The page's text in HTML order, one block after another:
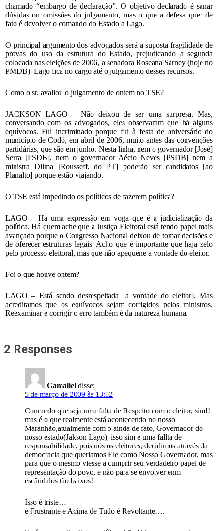
chamado “embargo de declaração”. O objetivo declarado é sanar
dúvidas ou omissões do julgamento, mas o que a defesa quer de
fato é devolver o comando do Estado a Lago.
O principal argumento dos advogados será a suposta fragilidade de
provas do uso da estrutura do Estado, prejudicando a segunda
colocada nas eleições de 2006, a senadora Roseana Sarney (hoje no
PMDB). Lago fica no cargo até o julgamento desses recursos.
Como o sr. avaliou o julgamento de ontem no TSE?
JACKSON LAGO – Não deixou de ser uma surpresa. Mas,
conversando com os advogados, eles observaram que há alguns
equívocos. Fui incriminado porque fui à festa de aniversário do
município de Codó, em abril de 2006, muito antes das convenções
partidárias, que são em junho. Nesta linha, nem o governador [José]
Serra [PSDB], nem o governador Aécio Neves [PSDB] nem a
ministra Dilma [Rousseff, do PT] poderão ser candidatos [ao
Planalto] porque estão viajando.
O TSE está impedindo os políticos de fazerem política?
LAGO – Há uma expressão em voga que é a judicialização da
política. Há quem ache que a Justiça Eleitoral está tendo papel mais
avançado porque o Congresso Nacional deixou de tomar decisões e
de oferecer estruturas legais. Acho que é importante que haja zelo
pelo processo eleitoral, mas que não apequene a vontade do eleitor.
Foi o que houve ontem?
LAGO – Está sendo desrespeitada [a vontade do eleitor]. Mas
acreditamos que os equívocos sejam corrigidos pelos ministros.
Reexaminar e corrigir o erro também é da natureza humana.
2 Responses
Gamaliel disse:
5 de março de 2009 às 13:52
Concordo que seja uma falta de Respeito com o eleitor, sim!!
mas é o que realmente está acontecendo no nosso
Maranhão,atualmente com o ainda de fato, Governador do
nosso estado(Jakson Lago), isso sim é uma fallta de
responsabilidade, pois nós os eleitores, decidimos através da
democracia que queriamos Ele como Nosso Governador, mas
para que o mesmo viesse a cumprir seu verdadeiro papel de
representação do povo, e não para se envolver enm
escândalos tão baixos!
Isso é triste…
é Frustrante e Acima de Tudo é Revoltante….